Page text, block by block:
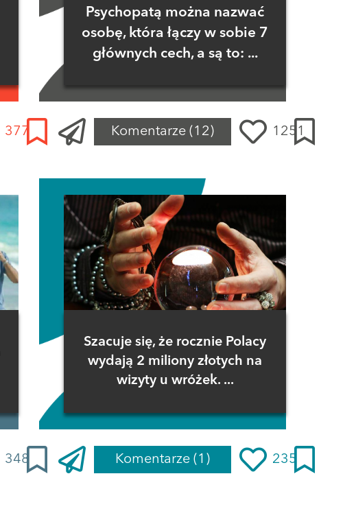
377
Psychopatą można nazwać
osobę, która łączy w sobie 7
głównych cech, a są to: ...
Komentarze (12) 1251
348
Szacuje się, że rocznie Polacy
wydają 2 miliony złotych na
wizyty u wróżek. ...
Komentarze (1) 235